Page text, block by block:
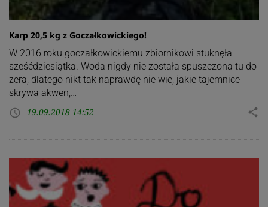
Karp 20,5 kg z Goczałkowickiego!
W 2016 roku goczałkowickiemu zbiornikowi stuknęła
sześćdziesiątka. Woda nigdy nie została spuszczona tu do
zera, dlatego nikt tak naprawdę nie wie, jakie tajemnice
skrywa akwen,…
access_time 19.09.2018 14:52 share